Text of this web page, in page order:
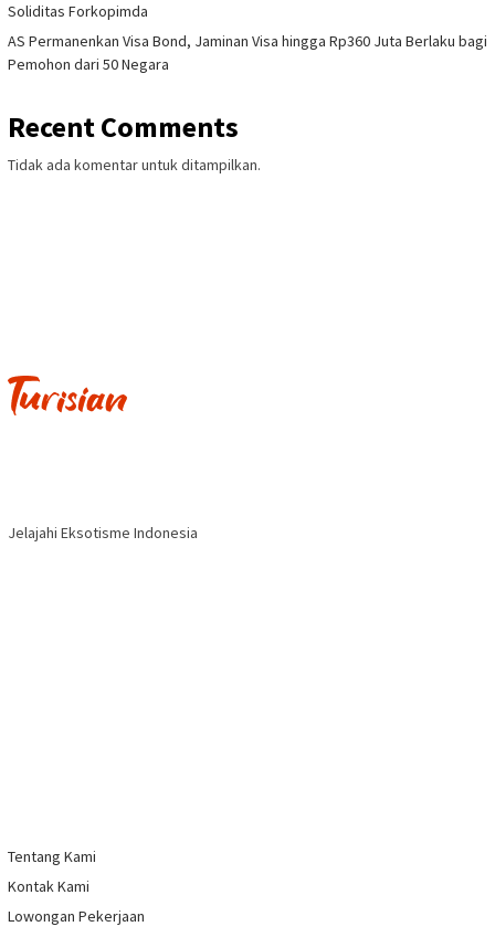
Soliditas Forkopimda
AS Permanenkan Visa Bond, Jaminan Visa hingga Rp360 Juta Berlaku bagi
Pemohon dari 50 Negara
Recent Comments
Tidak ada komentar untuk ditampilkan.
Jelajahi Eksotisme Indonesia
Tentang Kami
Kontak Kami
Lowongan Pekerjaan